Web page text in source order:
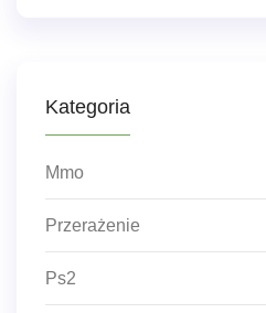
Kategoria
Mmo
Przerażenie
Ps2